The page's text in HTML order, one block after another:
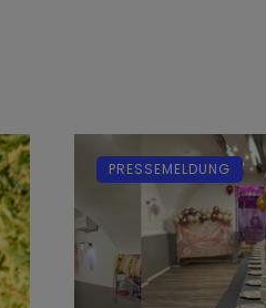
PRESSEMELDUNG